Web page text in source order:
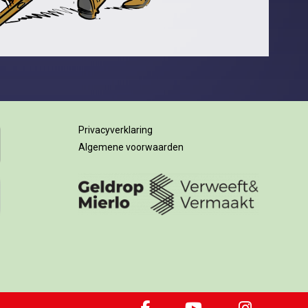
Privacyverklaring
Algemene voorwaarden